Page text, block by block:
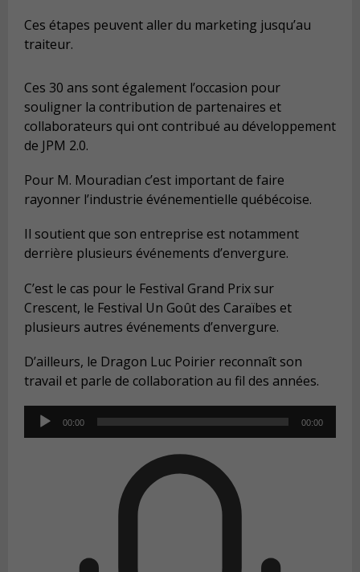
Ces étapes peuvent aller du marketing jusqu’au
traiteur.
Ces 30 ans sont également l’occasion pour
souligner la contribution de partenaires et
collaborateurs qui ont contribué au développement
de JPM 2.0.
Pour M. Mouradian c’est important de faire
rayonner l’industrie événementielle québécoise.
Il soutient que son entreprise est notamment
derrière plusieurs événements d’envergure.
C’est le cas pour le Festival Grand Prix sur
Crescent, le Festival Un Goût des Caraïbes et
plusieurs autres événements d’envergure.
D’ailleurs, le Dragon Luc Poirier reconnaît son
travail et parle de collaboration au fil des années.
Audio
Player
00:00 00:00